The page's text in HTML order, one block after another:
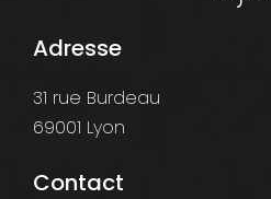
Adresse
31 rue Burdeau
69001 Lyon
Contact